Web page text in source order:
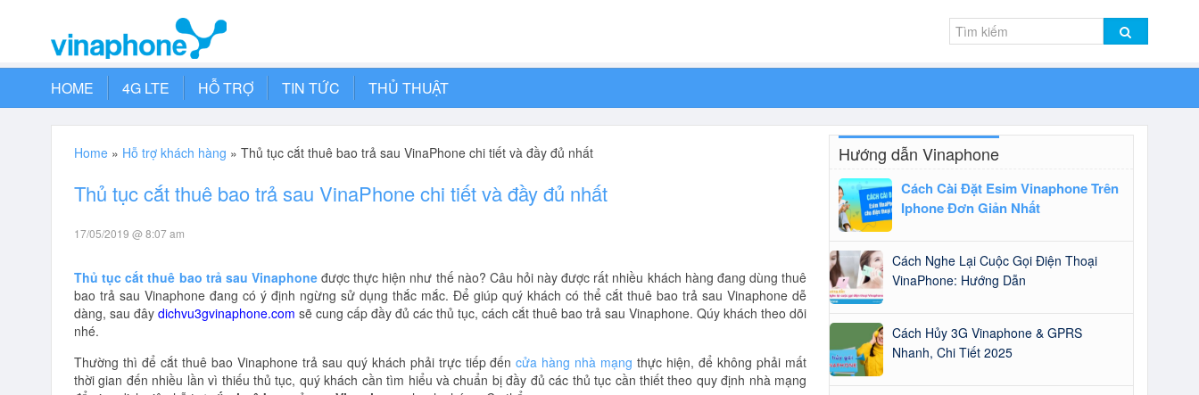
HOME 4G LTE HỖ TRỢ TIN TỨC THỦ THUẬT
Home » Hỗ trợ khách hàng » Thủ tục cắt thuê bao trả sau VinaPhone chi tiết và đầy đủ nhất
Thủ tục cắt thuê bao trả sau VinaPhone chi tiết và đầy đủ nhất
17/05/2019 @ 8:07 am
Thủ tục cắt thuê bao trả sau Vinaphoneđược thực hiện như thế nào? Câu hỏi này được rất nhiều khách hàng đang dùng thuê
bao trả sau Vinaphone đang có ý định ngừng sử dụng thắc mắc. Để giúp quý khách có thể cắt thuê bao trả sau Vinaphone dễ
dàng, sau đâydichvu3gvinaphone.com sẽ cung cấp đầy đủ các thủ tục, cách cắt thuê bao trả sau Vinaphone. Qúy khách theo dõi
nhé.
Thường thì để cắt thuê bao Vinaphone trả sau quý khách phải trực tiếp đếncửa hàng nhà mạng thực hiện, để không phải mất
thời gian đến nhiều lần vì thiếu thủ tục, quý khách cần tìm hiểu và chuẩn bị đầy đủ các thủ tục cần thiết theo quy định nhà mạng
Hướng dẫn Vinaphone
Cách Cài Đặt Esim Vinaphone Trên
Iphone Đơn Giản Nhất
Cách Nghe Lại Cuộc Gọi Điện Thoại
VinaPhone: Hướng Dẫn
Cách Hủy 3G Vinaphone & GPRS
Nhanh, Chi Tiết 2025